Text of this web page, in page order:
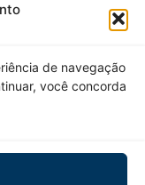
de navegação
você concorda